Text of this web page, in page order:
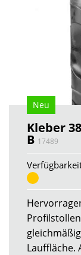
Neu
Kleber
B 17489
Lauffläche.